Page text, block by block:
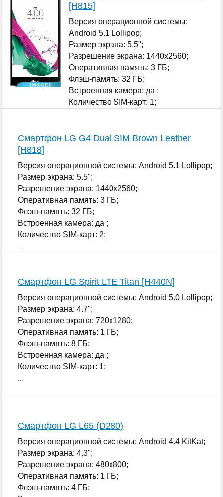
[H815]
Версия операционной системы:
Android 5.1 Lollipop;
Размер экрана: 5.5";
Разрешение экрана: 1440x2560;
Оперативная память: 3 ГБ;
Флэш-память: 32 ГБ;
Встроенная камера: да ;
Количество SIM-карт: 1;
Смартфон LG G4 Dual SIM Brown Leather
[H818]
Версия операционной системы: Android 5.1 Lollipop;
Размер экрана: 5.5";
Разрешение экрана: 1440x2560;
Оперативная память: 3 ГБ;
Флэш-память: 32 ГБ;
Встроенная камера: да ;
Количество SIM-карт: 2;
...
Смартфон LG Spirit LTE Titan [H440N]
Версия операционной системы: Android 5.0 Lollipop;
Размер экрана: 4.7";
Разрешение экрана: 720x1280;
Оперативная память: 1 ГБ;
Флэш-память: 8 ГБ;
Встроенная камера: да ;
Количество SIM-карт: 1;
...
Смартфон LG L65 (D280)
Версия операционной системы: Android 4.4 KitKat;
Размер экрана: 4.3";
Разрешение экрана: 480x800;
Оперативная память: 1 ГБ;
Флэш-память: 4 ГБ;